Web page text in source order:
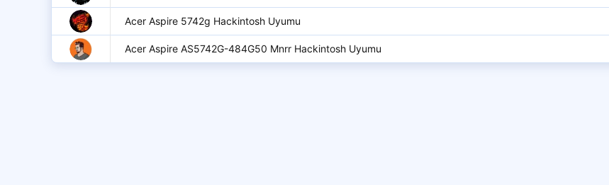
Acer Aspire 5742g Hackintosh Uyumu
Acer Aspire AS5742G-484G50 Mnrr Hackintosh Uyumu